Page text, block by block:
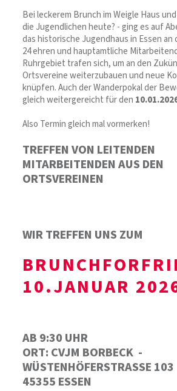
Bei leckerem Brunch im Weigle Haus
die Jugendlichen heute? - ging es auf
das historische Jugendhaus in Essen an
24 ehren und hauptamtliche
Ruhrgebiet trafen sich, um an den
Ortsvereine weiterzubauen und neue
knüpfen. Auch der Wanderpokal der
gleich weitergereicht für den
Also Termin gleich mal vormerken!
TREFFEN VON LEITENDEN
MITARBEITENDEN AUS DEN
ORTSVEREINEN
WIR TREFFEN UNS ZUM
10.JANUAR
AB 9:30 UHR
ORT: CVJM BORBECK -
WÜSTENHÖFERSTRASSE 103
45355 ESSEN